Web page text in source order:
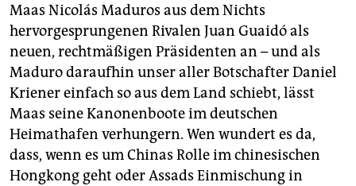
Maas Nicolás Maduros aus dem Nichts
hervorgesprungenen Rivalen Juan Guaidó als
neuen, rechtmäßigen Präsidenten an – und als
Maduro daraufhin unser aller Botschafter Daniel
Kriener einfach so aus dem Land schiebt, lässt
Maas seine Kanonenboote im deutschen
Heimathafen verhungern. Wen wundert es da,
dass, wenn es um Chinas Rolle im chinesischen
Hongkong geht oder Assads Einmischung in